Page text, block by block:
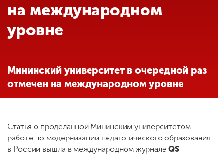
Обучение
Международная
деятельность
Другие виды
деятельности
на международном
уровне
Мининский университет в очередной раз
отмечен на международном уровне
Статья о проделанной Мининским университетом
работе по модернизации педагогического образования
в России вышла в международном журнале QS